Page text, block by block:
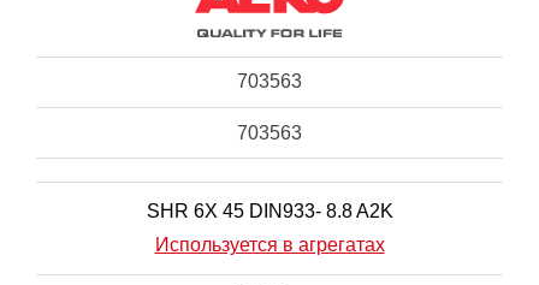
703563
703563
SHR 6X 45 DIN933- 8.8 A2K
Используется в агрегатах